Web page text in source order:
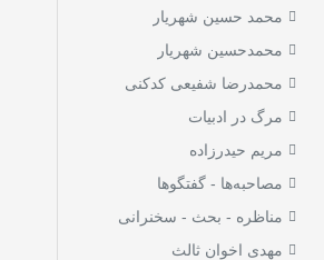
محمد حسین شهریار
محمدحسین شهریار
محمدرضا شفیعی کدکنی
مرگ در ادبیات
مریم حیدرزاده
مصاحبه‌ها - گفتگوها
مناظره - بحث - سخنرانی
مهدی اخوان ثالث